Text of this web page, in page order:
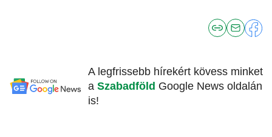
A legfrissebb hírekért kövess minket
a Szabadföld Google News oldalán
is!